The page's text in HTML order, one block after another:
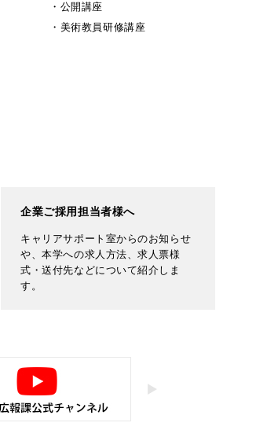
公開講座
美術教員研修講座
企業ご採用担当者様へ
キャリアサポート室からのお知らせ
や、本学への求人方法、求人票様
式・送付先などについて紹介しま
す。